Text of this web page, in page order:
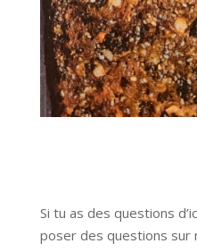
Si tu as des questions
poser des questions sur